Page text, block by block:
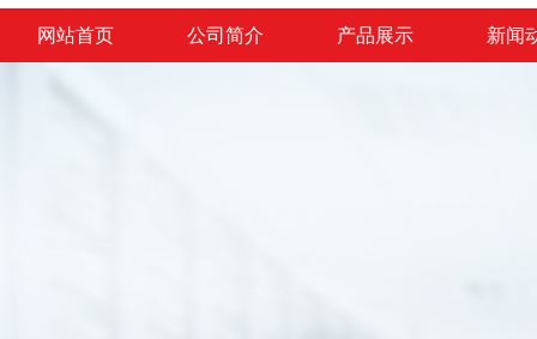
网站首页 公司简介 产品展示 新闻